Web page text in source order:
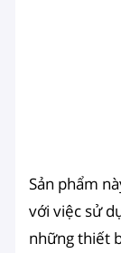
Sản phẩm
với việc sử
những thiết